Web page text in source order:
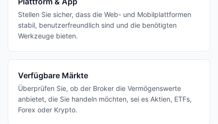
Stellen Sie sicher, dass die Web- und Mobilplattformen
stabil, benutzerfreundlich sind und die benötigten
Werkzeuge bieten.
Verfügbare Märkte
Überprüfen Sie, ob der Broker die Vermögenswerte
anbietet, die Sie handeln möchten, sei es Aktien, ETFs,
Forex oder Krypto.